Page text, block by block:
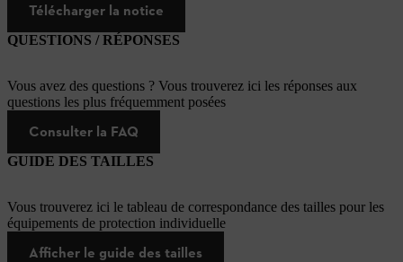
Télécharger la notice
QUESTIONS / RÉPONSES
Vous avez des questions ? Vous trouverez ici les réponses aux
questions les plus fréquemment posées
Consulter la FAQ
GUIDE DES TAILLES
Vous trouverez ici le tableau de correspondance des tailles pour les
équipements de protection individuelle
Afficher le guide des tailles